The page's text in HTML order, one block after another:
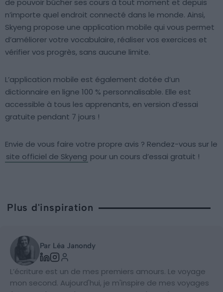
n’importe quel endroit connecté dans le monde. Ainsi,
Skyeng propose une application mobile qui vous permet
d’améliorer votre vocabulaire, réaliser vos exercices et
vérifier vos progrès, sans aucune limite.
L’application mobile est également dotée d’un
dictionnaire en ligne 100 % personnalisable. Elle est
accessible à tous les apprenants, en version d’essai
gratuite pendant 7 jours !
Envie de vous faire votre propre avis ? Rendez-vous sur le
site officiel de Skyeng pour un cours d’essai gratuit !
Plus d'inspiration
Par Léa Janondy
L’écriture est un de mes premiers amours. Le voyage
mon second. Aujourd'hui, je m'inspire de mes voyages